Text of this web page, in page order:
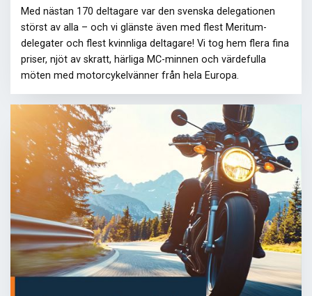
Med nästan 170 deltagare var den svenska delegationen
störst av alla – och vi glänste även med flest Meritum-
delegater och flest kvinnliga deltagare! Vi tog hem flera fina
priser, njöt av skratt, härliga MC-minnen och värdefulla
möten med motorcykelvänner från hela Europa.